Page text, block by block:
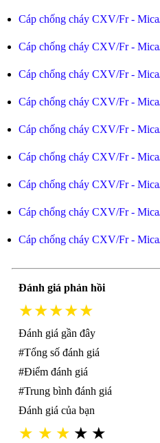
Cáp chống cháy CXV/Fr -
Cáp chống cháy CXV/Fr -
Cáp chống cháy CXV/Fr -
Cáp chống cháy CXV/Fr -
Cáp chống cháy CXV/Fr -
Cáp chống cháy CXV/Fr -
Cáp chống cháy CXV/Fr -
Cáp chống cháy CXV/Fr -
Cáp chống cháy CXV/Fr -
Đánh giá phản hồi
★★★★★
Đánh giá gần đây
#Tổng số đánh giá
#Điểm đánh giá
#Trung bình đánh giá
Đánh giá của bạn
★ ★ ★ ★ ★